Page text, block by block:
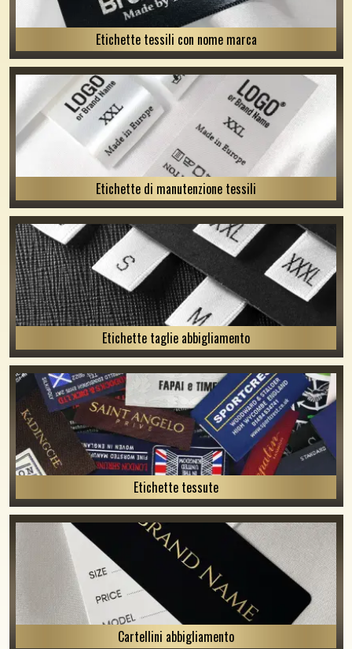
Etichette tessili con nome marca
Etichette di manutenzione tessili
Etichette taglie abbigliamento
Etichette tessute
Cartellini abbigliamento